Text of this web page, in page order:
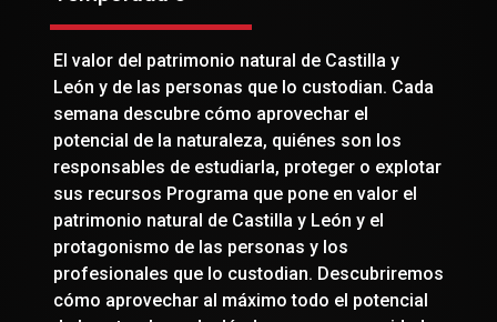
El valor del patrimonio natural de Castilla y
León y de las personas que lo custodian. Cada
semana descubre cómo aprovechar el
potencial de la naturaleza, quiénes son los
responsables de estudiarla, proteger o explotar
sus recursos Programa que pone en valor el
patrimonio natural de Castilla y León y el
protagonismo de las personas y los
profesionales que lo custodian. Descubriremos
cómo aprovechar al máximo todo el potencial